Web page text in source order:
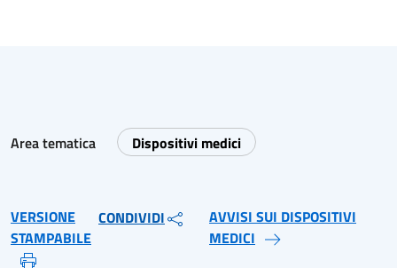
Area tematica Dispositivi medici
VERSIONE
STAMPABILE
CONDIVIDI
AVVISI SUI DISPOSITIVI
MEDICI